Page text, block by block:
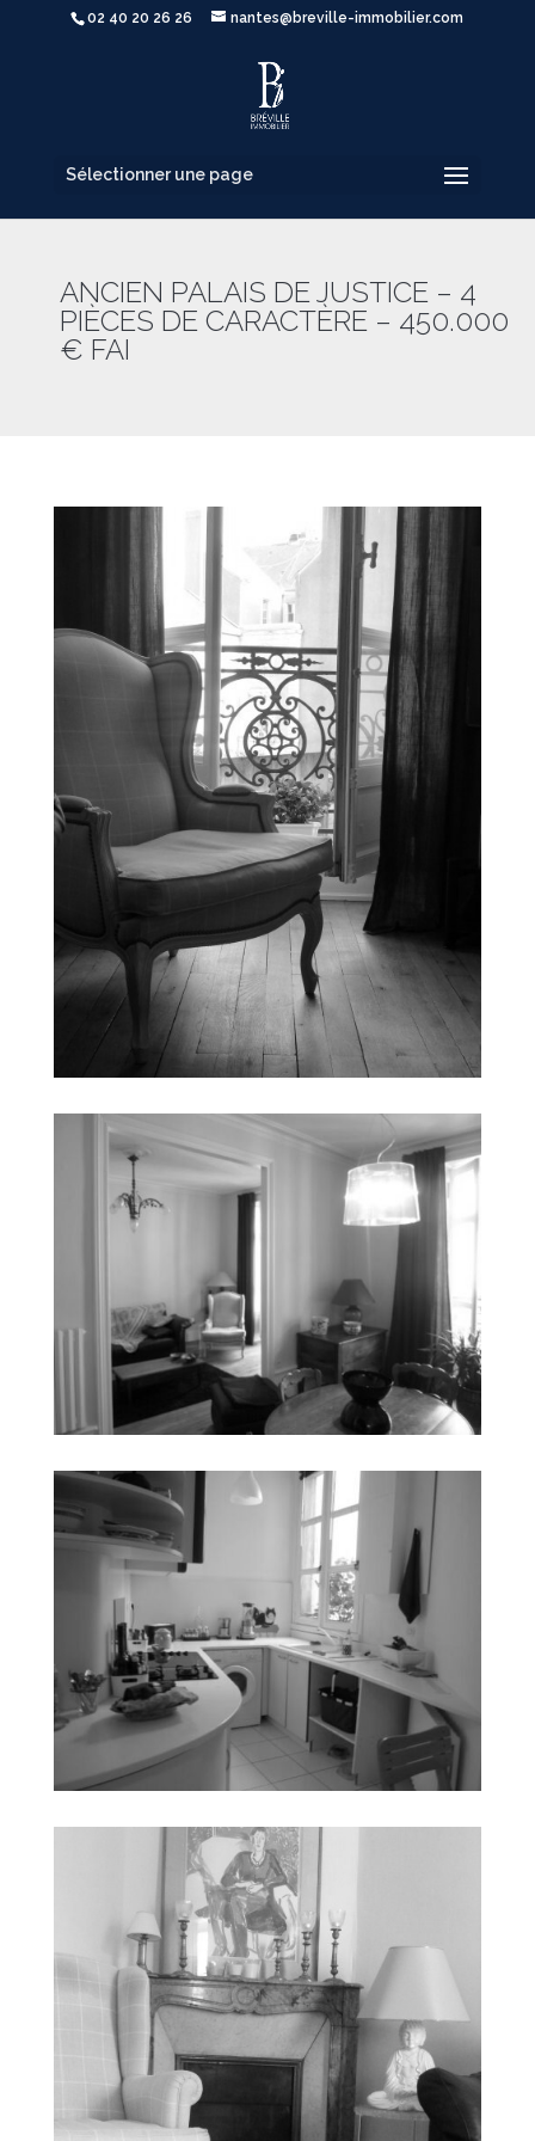
02 40 20 26 26 nantes@breville-immobilier.com
Sélectionner une page
ANCIEN PALAIS DE JUSTICE – 4
PIÈCES DE CARACTÈRE – 450.000
€ FAI